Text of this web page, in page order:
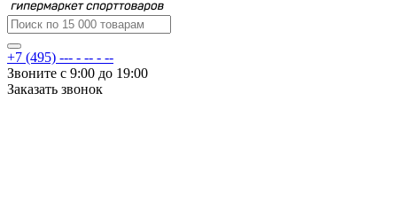
+7 (495) --- - -- - --
Звоните с 9:00 до 19:00
Заказать звонок